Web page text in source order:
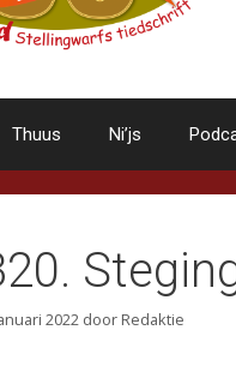
Thuus Ni’js
2022 door Redaktie